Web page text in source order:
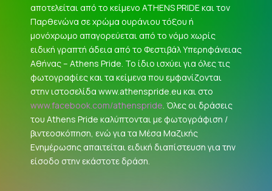
αποτελείται από το κείμενο ATHENS PRIDE και τον
Παρθενώνα σε χρώμα ουράνιου τόξου ή
μονόχρωμο απαγορεύεται από το νόμο χωρίς
ειδική γραπτή άδεια από το Φεστιβάλ Υπερηφάνειας
Αθήνας – Athens Pride. Το ίδιο ισχύει για όλες τις
φωτογραφίες και τα κείμενα που εμφανίζονται
στην ιστοσελίδα www.athenspride.eu και στο
www.facebook.com/athenspride. Όλες οι δράσεις
του Athens Pride καλύπτονται με φωτογράφιση /
βιντεοσκόπηση, ενώ για τα Μέσα Μαζικής
Ενημέρωσης απαιτείται ειδική διαπίστευση για την
είσοδο στην εκάστοτε δράση.